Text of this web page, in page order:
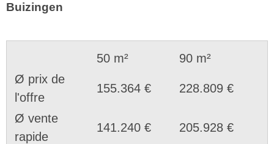
Buizingen
50 m²
90 m²
Ø prix de
l'offre
155.364 € 228.809 €
Ø vente
rapide
141.240 € 205.928 €